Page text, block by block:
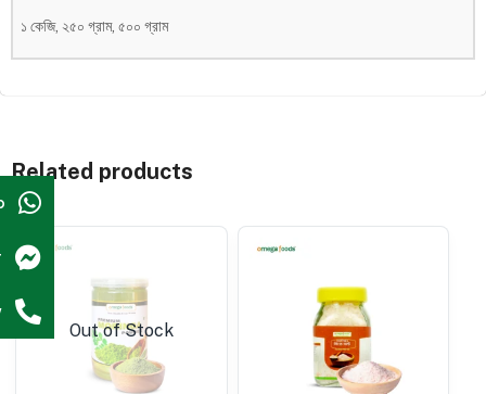
১ কেজি, ২৫০ গ্রাম, ৫০০ গ্রাম
Related products
Out of Stock